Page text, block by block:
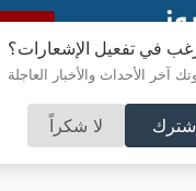
في تفعيل الإشعارات؟
آخر الأحداث والأخبار العاجلة
لا شكراً
حكومي لتعزيز مخزون